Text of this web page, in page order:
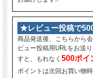
★レビュー投稿で
商品発送後、こちらから
ビュー投稿用URLをお送
すと、もれなく 500ポイ
ポイントは次回お買い物